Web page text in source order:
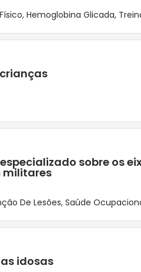
, Hemoglobina Glicada,
sobre os
militares
De Lesões, Saúde
idosas